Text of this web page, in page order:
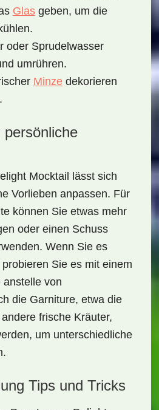
Glasgeben, um die
oder Sprudelwasser
umrühren.
Minzedekorieren
Mocktail
lässt sich
Vorlieben anpassen. Für
können Sie etwas mehr
oder einen Schuss
Wenn Sie es
Sie es mit einem
anstelle von
die Garniture, etwa die
frische Kräuter,
um unterschiedliche
Tips und Tricks